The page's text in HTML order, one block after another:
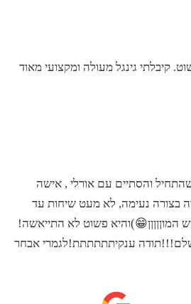
קיבלתי גינגל מעולה ומקצועי מאוד
והסתיים עם אורלי , אישה
בצורה נעימה, לא מעט שיחות עד
המוןןןןן😁)והיא פשוט לא התייאשה!
ענקיתתתתתת!לגמרי אבחר